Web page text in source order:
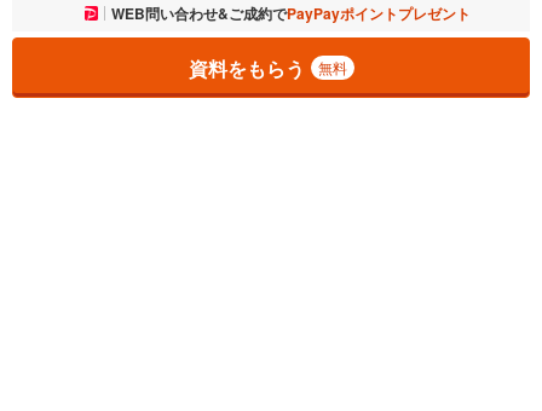
お気に入りに追加しました。 一覧を開く
WEB問い合わせ&ご成約でPayPayポイントプレゼント
資料をもらう 無料